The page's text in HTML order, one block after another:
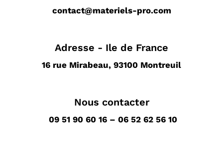
contact@materiels-pro.com
Adresse - Ile de France
16 rue Mirabeau, 93100 Montreuil
Nous contacter
09 51 90 60 16 – 06 52 62 56 10